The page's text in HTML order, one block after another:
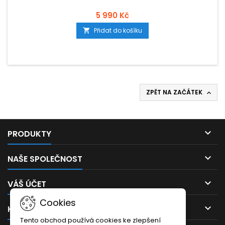
5 990 Kč
 Přidat do košíku
ZPĚT NA ZAČÁTEK 
PRODUKTY 
NAŠE SPOLEČNOST 
VÁŠ ÚČET 
KONTAKT 
Cookies
Tento obchod používá cookies ke zlepšení